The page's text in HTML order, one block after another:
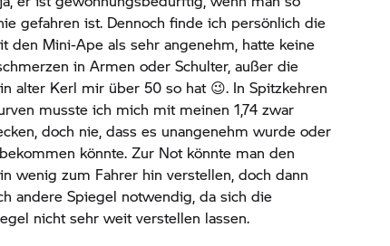
gefahren ist. Dennoch finde ich persönlich die
den Mini-Ape als sehr angenehm, hatte keine
in Armen oder Schulter, außer die
alter Kerl mir über 50 so hat 😉. In Spitzkehren
musste ich mich mit meinen 1,74 zwar
doch nie, dass es unangenehm wurde oder
könnte. Zur Not könnte man den
wenig zum Fahrer hin verstellen, doch dann
andere Spiegel notwendig, da sich die
nicht sehr weit verstellen lassen.